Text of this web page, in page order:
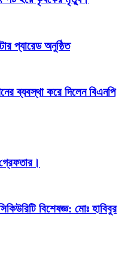
প্যারেড অনুষ্ঠিত
ব্যবস্থা করে দিলেন বিএনপি
বিশেষজ্ঞ: মোঃ হাবিবুর